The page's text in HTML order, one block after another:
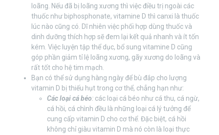
loãng. Nếu đã bị loãng xương thì việc điều trị ngoài các
thuốc như biphosphonate, vitamine D thì canxi là thuốc
lúc nào cũng có. Dĩ nhiên việc phối hợp dùng thuốc và
dinh dưỡng thích hợp sẽ đem lại kết quả nhanh và ít tốn
kém. Việc luyện tập thể dục, bổ sung vitamine D cũng
góp phần giảm tỉ lệ loãng xương, gãy xương do loãng và
rất tốt cho hệ tim mạch.
Bạn có thể sử dụng hàng ngày để bù đắp cho lượng
vitamin D bị thiếu hụt trong cơ thể, chẳng hạn như:
Các loại cá béo: các loại cá béo như cá thu, cá ngừ,
cá hồi, cá chình đều là những loại cá lý tưởng để
cung cấp vitamin D cho cơ thể. Đặc biệt, cá hồi
không chỉ giàu vitamin D mà nó còn là loại thực